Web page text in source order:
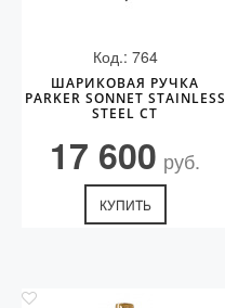
Код.: 764
ШАРИКОВАЯ РУЧКА
PARKER SONNET STAINLESS
STEEL CT
17 600 руб.
КУПИТЬ